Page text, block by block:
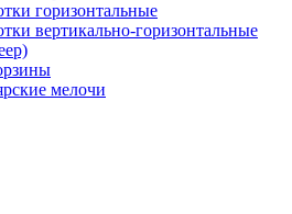
горизонтальные
вертикально-горизонтальные
мелочи